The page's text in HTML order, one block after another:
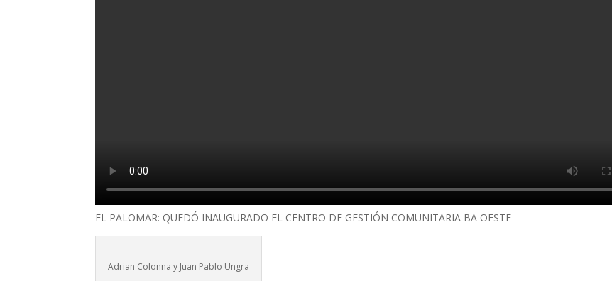
EL PALOMAR: QUEDÓ INAUGURADO EL CENTRO DE GESTIÓN COMUNITARIA BA OESTE
Adrian Colonna y Juan Pablo Ungra